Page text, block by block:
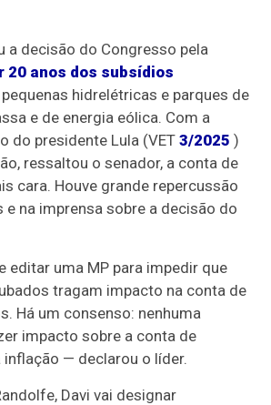
a decisão do Congresso pela
20 anos dos subsídios
hidrelétricas e parques de
e de energia eólica. Com a
do presidente Lula (VET3/2025 )
ressaltou o senador, a conta de
cara. Houve grande repercussão
e na imprensa sobre a decisão do
editar uma MP para impedir que
tragam impacto na conta de
Há um consenso: nenhuma
impacto sobre a conta de
inflação — declarou o líder.
Davi vai designar